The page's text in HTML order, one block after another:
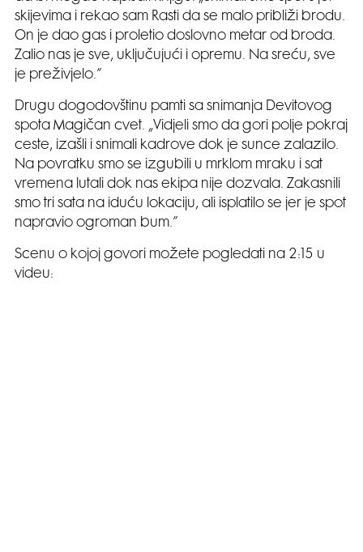
skijevima i rekao sam Rasti da se malo približi brodu.
On je dao gas i proletio doslovno metar od broda.
Zalio nas je sve, uključujući i opremu. Na sreću, sve
je preživjelo.”
Drugu dogodovštinu pamti sa snimanja Devitovog
spota Magičan cvet. „Vidjeli smo da gori polje pokraj
ceste, izašli i snimali kadrove dok je sunce zalazilo.
Na povratku smo se izgubili u mrklom mraku i sat
vremena lutali dok nas ekipa nije dozvala. Zakasnili
smo tri sata na iduću lokaciju, ali isplatilo se jer je spot
napravio ogroman bum.”
Scenu o kojoj govori možete pogledati na 2:15 u
videu: